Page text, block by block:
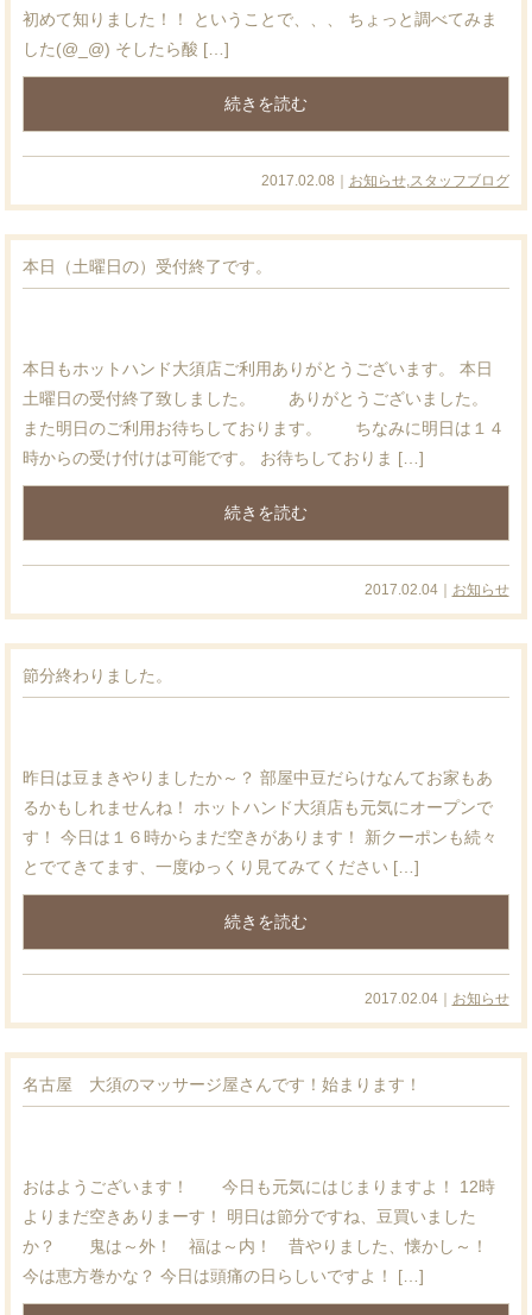
初めて知りました！！ ということで、、、 ちょっと調べてみま
した(@_@) そしたら酸 […]
続きを読む
2017.02.08｜ お知らせ, スタッフブログ
本日（土曜日の）受付終了です。
本日もホットハンド大須店ご利用ありがとうございます。 本日
土曜日の受付終了致しました。 ありがとうございました。
また明日のご利用お待ちしております。 ちなみに明日は１４
時からの受け付けは可能です。 お待ちしておりま […]
続きを読む
2017.02.04｜ お知らせ
節分終わりました。
昨日は豆まきやりましたか～？ 部屋中豆だらけなんてお家もあ
るかもしれませんね！ ホットハンド大須店も元気にオープンで
す！ 今日は１６時からまだ空きがあります！ 新クーポンも続々
とでてきてます、一度ゆっくり見てみてください […]
続きを読む
2017.02.04｜ お知らせ
名古屋 大須のマッサージ屋さんです！始まります！
おはようございます！ 今日も元気にはじまりますよ！ 12時
よりまだ空きありまーす！ 明日は節分ですね、豆買いました
か？ 鬼は～外！ 福は～内！ 昔やりました、懐かし～！
今は恵方巻かな？ 今日は頭痛の日らしいですよ！ […]